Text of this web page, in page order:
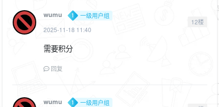
wumu
一级用户组
2025-11-18 11:40
12楼
需要积分
回复
wumu 一级用户组